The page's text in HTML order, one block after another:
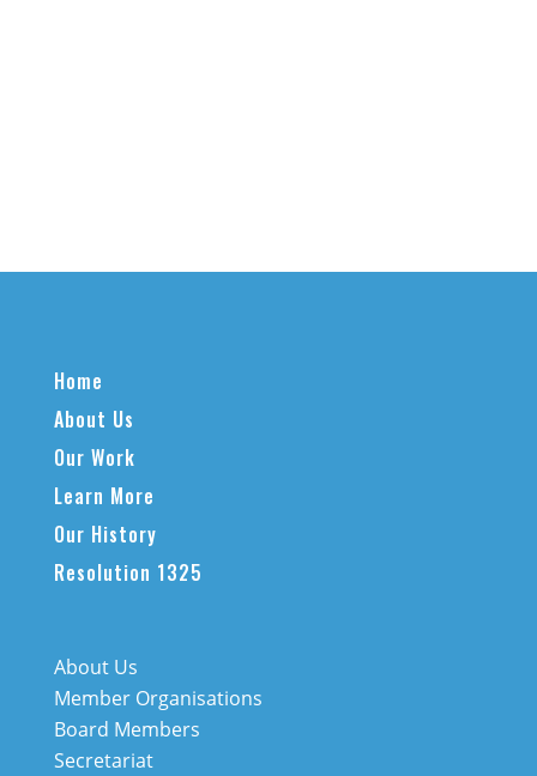
Home
About Us
Our Work
Learn More
Our History
Resolution 1325
About Us
Member Organisations
Board Members
Secretariat